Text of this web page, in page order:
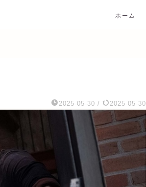
ホーム
2025-05-30 / 2025-05-30